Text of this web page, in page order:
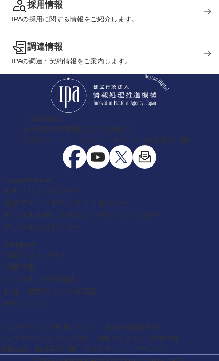
採用情報
IPAの採用に関する情報をご紹介します。
調達情報
IPAの調達・契約情報をご案内します。
〒113-6591
東京都文京区本駒込二丁目28番8号
文京グリーンコートセンターオフィス（総合受付13階）
organization
セキュリティセンター
産業サイバーセキュリティセンター
デジタル＆AIシステムズ・デザインセンター
デジタル人材センター
category
情報セキュリティ
試験情報
デジタル人材の育成
社会・産業のデジタル変革
IPAについて
ウェブサイトのご利用について
個人情報保護方針
ウェブアクセシビリティ方針
情報セキュリティ基本方針
情報公開
協同事業制度 サイトマップ
アーカイブ